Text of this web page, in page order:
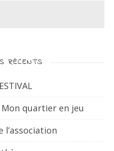
RÉCENTS
Mon quartier en jeu
l’association